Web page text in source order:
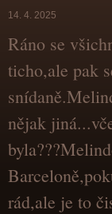
14. 4. 2025
Ráno se
ticho,ale pak
nějak
rád,ale je to